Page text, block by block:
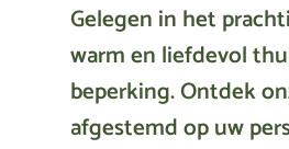
Gelegen in het
warm en liefdevol
beperking. Ontdek
afgestemd op uw